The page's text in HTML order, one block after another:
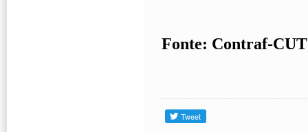
Fonte: Contraf-CUT